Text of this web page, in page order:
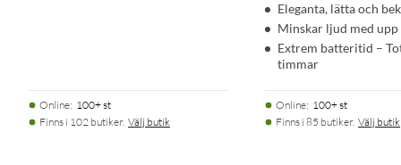
Online: 100+ st
Finns i 102 butiker. Välj butik
Eleganta, lätta och
Minskar ljud med
Extrem batteritid –
timmar
Online: 100+ st
Finns i 85 butiker. Välj butik